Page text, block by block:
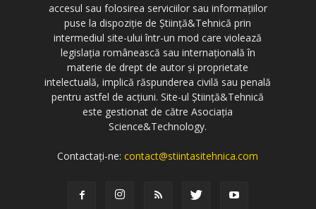
accesul sau folosirea serviciilor sau informațiilor
puse la dispoziție de Știință&Tehnică prin
intermediul site-ului într-un mod care violează
legislația românească sau internațională în
materie de drept de autor și proprietate
intelectuală, implică răspunderea civilă sau penală
pentru astfel de acțiuni. Site-ul Știință&Tehnică
este gestionat de către Asociația
Science&Technology.
Contactați-ne:contact@stiintasitehnica.com